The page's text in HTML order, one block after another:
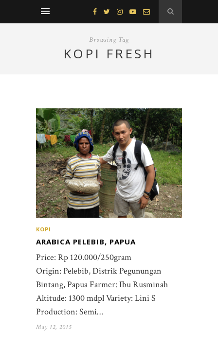
Browsing Tag
KOPI FRESH
KOPI
ARABICA PELEBIB, PAPUA
Price: Rp 120.000/250gram
Origin: Pelebib, Distrik Pegunungan
Bintang, Papua Farmer: Ibu Rusminah
Altitude: 1300 mdpl Variety: Lini S
Production: Semi…
May 12, 2015